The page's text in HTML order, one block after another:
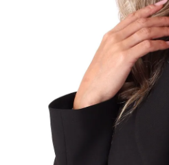
COLECTIA ALB-NEGRU
FUSTE
PANTALONI
BLUZE
ACCESORII